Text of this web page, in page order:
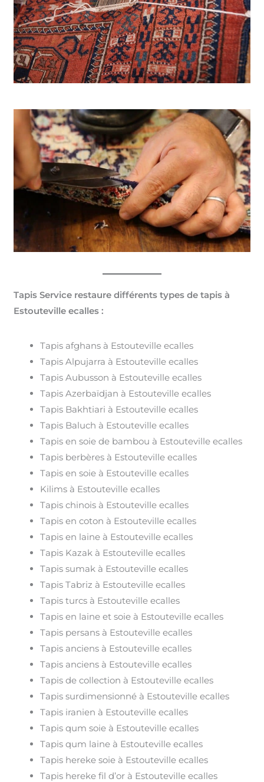
Tapis Service restaure différents types de tapis à
Estouteville ecalles :
Tapis afghans à Estouteville ecalles
Tapis Alpujarra à Estouteville ecalles
Tapis Aubusson à Estouteville ecalles
Tapis Azerbaïdjan à Estouteville ecalles
Tapis Bakhtiari à Estouteville ecalles
Tapis Baluch à Estouteville ecalles
Tapis en soie de bambou à Estouteville ecalles
Tapis berbères à Estouteville ecalles
Tapis en soie à Estouteville ecalles
Kilims à Estouteville ecalles
Tapis chinois à Estouteville ecalles
Tapis en coton à Estouteville ecalles
Tapis en laine à Estouteville ecalles
Tapis Kazak à Estouteville ecalles
Tapis sumak à Estouteville ecalles
Tapis Tabriz à Estouteville ecalles
Tapis turcs à Estouteville ecalles
Tapis en laine et soie à Estouteville ecalles
Tapis persans à Estouteville ecalles
Tapis anciens à Estouteville ecalles
Tapis anciens à Estouteville ecalles
Tapis de collection à Estouteville ecalles
Tapis surdimensionné à Estouteville ecalles
Tapis iranien à Estouteville ecalles
Tapis qum soie à Estouteville ecalles
Tapis qum laine à Estouteville ecalles
Tapis hereke soie à Estouteville ecalles
Tapis hereke fil d’or à Estouteville ecalles